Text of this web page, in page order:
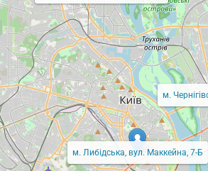
м. Либідська, вул. Маккейна, 7-Б
м.